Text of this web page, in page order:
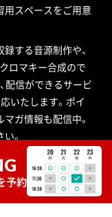
予約
用スペースをご用意
する音源制作や、
ロマキー合成ので
配信ができるサービ
いたします。ポイ
ガ情報も配信中。
。